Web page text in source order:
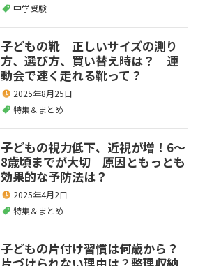
中学受験
子どもの靴 正しいサイズの測り
方、選び方、買い替え時は？ 運
動会で速く走れる靴って？
2025年8月25日
特集＆まとめ
子どもの視力低下、近視が増！6～
8歳頃までが大切 原因ともっとも
効果的な予防法は？
2025年4月2日
特集＆まとめ
子どもの片付け習慣は何歳から？